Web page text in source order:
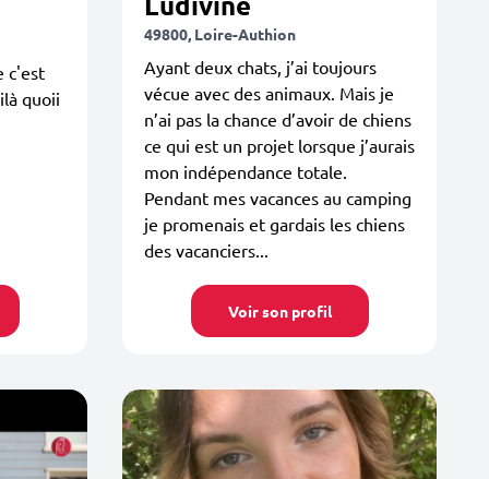
c'est
quoii
49800, Loire-Authion
Ayant deux chats, j’ai toujours
vécue avec des animaux. Mais je
n’ai pas la chance d’avoir de chiens
ce qui est un projet lorsque j’aurais
mon indépendance totale.
Pendant mes vacances au camping
je promenais et gardais les chiens
des vacanciers...
Voir son profil